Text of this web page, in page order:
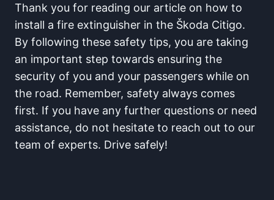
Thank you for reading our article on how to
install a fire extinguisher in the Škoda Citigo.
By following these safety tips, you are taking
an important step towards ensuring the
security of you and your passengers while on
the road. Remember, safety always comes
first. If you have any further questions or need
assistance, do not hesitate to reach out to our
team of experts. Drive safely!